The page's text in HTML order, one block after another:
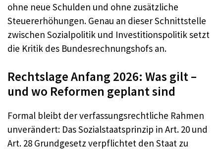
ohne neue Schulden und ohne zusätzliche
Steuererhöhungen. Genau an dieser Schnittstelle
zwischen Sozialpolitik und Investitionspolitik setzt
die Kritik des Bundesrechnungshofs an.
Rechtslage Anfang 2026: Was gilt –
und wo Reformen geplant sind
Formal bleibt der verfassungsrechtliche Rahmen
unverändert: Das Sozialstaatsprinzip in Art. 20 und
Art. 28 Grundgesetz verpflichtet den Staat zu